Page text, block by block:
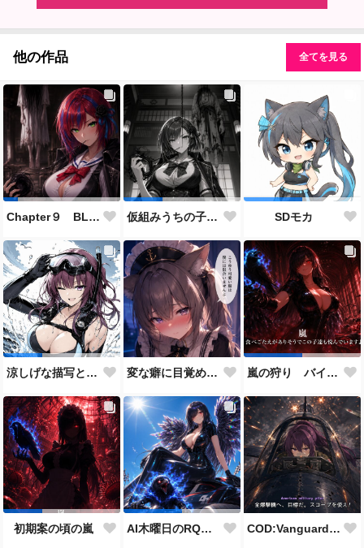
他の作品 全てを見る
Chapter９ BLACK OUT 生存者側伴 緋聖の設定とストーリーに使用した画像 仮組みうちの子28人目にしてずっと作りたかった仕事人ポジション。 SDモカ
涼しげな描写とはをコンセプトにしたダイバー花梨先輩 変な癖に目覚めそうになったメイドディーレ赤面バージョン 嵐の狩り バイカーコスチューム
初期案の頃の嵐 AI木曜日のRQ参加作品 COD:Vanguard "ミッドウェー海戦"